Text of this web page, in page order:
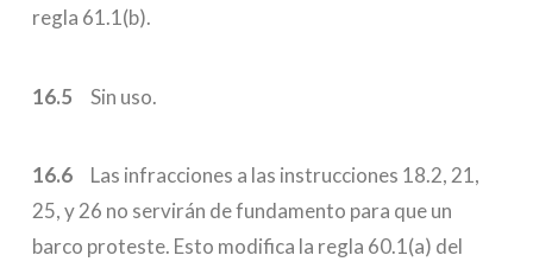
regla 61.1(b).
16.5 Sin uso.
16.6 Las infracciones a las instrucciones 18.2, 21,
25, y 26 no servirán de fundamento para que un
barco proteste. Esto modifica la regla 60.1(a) del